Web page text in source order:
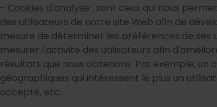
- Cookies d'analyse : sont ceux qui nous
des utilisateurs de notre site Web afin de
mesure de déterminer les préférences de ses
mesurer l'activité des utilisateurs afin
résultats que nous obtenons. Par exemple,
géographiques qui intéressent le plus un
accepté, etc.